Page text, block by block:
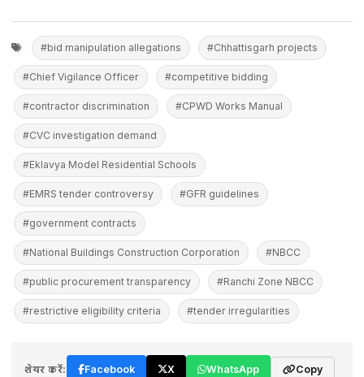
#bid manipulation allegations #Chhattisgarh projects
#Chief Vigilance Officer #competitive bidding
#contractor discrimination #CPWD Works Manual
#CVC investigation demand
#Eklavya Model Residential Schools
#EMRS tender controversy #GFR guidelines
#government contracts
#National Buildings Construction Corporation #NBCC
#public procurement transparency #Ranchi Zone NBCC
#restrictive eligibility criteria #tender irregularities
शेयर करें: Facebook X WhatsApp Copy